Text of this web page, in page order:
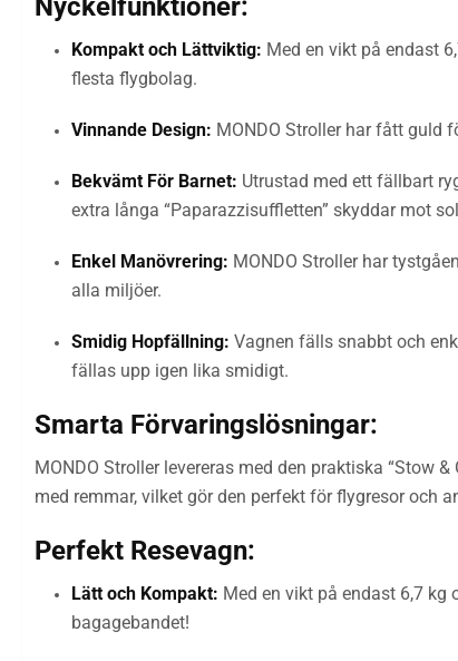
Nyckelfunktioner:
Kompakt och Lättviktig: Med en vikt på endast
flesta flygbolag.
Vinnande Design: MONDO Stroller har fått guld
Bekvämt För Barnet: Utrustad med ett fällbart
extra långa “Paparazzisuffletten” skyddar mot
Enkel Manövrering: MONDO Stroller har
alla miljöer.
Smidig Hopfällning: Vagnen fälls snabbt och
fällas upp igen lika smidigt.
Smarta Förvaringslösningar:
MONDO Stroller levereras med den praktiska “Stow
med remmar, vilket gör den perfekt för flygresor och
Perfekt Resevagn:
Lätt och Kompakt: Med en vikt på endast 6,7 kg
bagagebandet!